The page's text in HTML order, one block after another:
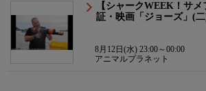
【シャークWEEK！サ
証・映画「ジョーズ」(
8月12日(水) 23:00～00:00
アニマルプラネット